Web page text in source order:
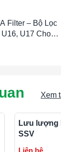
Filter – Bộ Lọc
U17 Cho
& Bán Dẫn
Xem
Lưu lượng
SSV
Liên hệ